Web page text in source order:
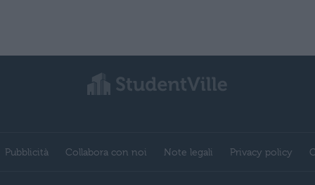
Pubblicità Collabora con noi Note legali Privacy policy